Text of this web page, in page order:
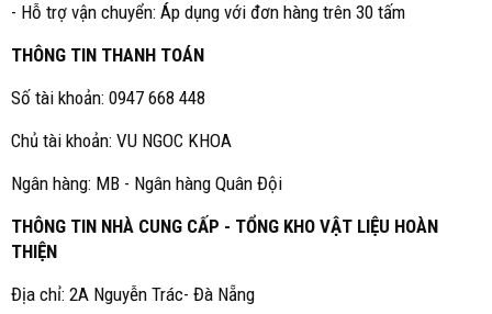
- Hỗ trợ vận chuyển: Áp dụng với đơn hàng trên 30 tấm
THÔNG TIN THANH TOÁN
Số tài khoản: 0947 668 448
Chủ tài khoản: VU NGOC KHOA
Ngân hàng: MB - Ngân hàng Quân Đội
THÔNG TIN NHÀ CUNG CẤP - TỔNG KHO VẬT LIỆU HOÀN
THIỆN
Địa chỉ: 2A Nguyễn Trác- Đà Nẵng